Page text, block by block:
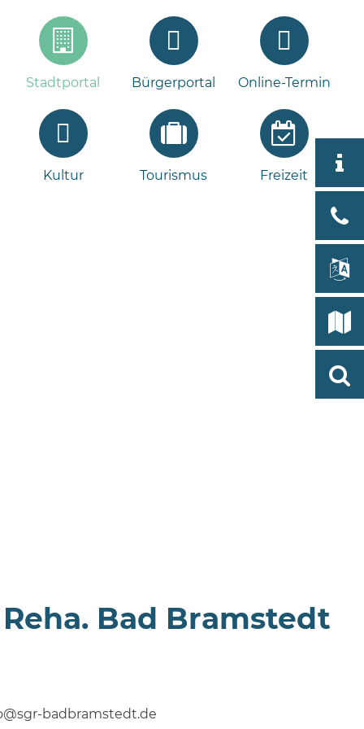
Stadtportal Bürgerportal Online-Termin
Kultur Tourismus Freizeit
Bleeck
19
Bad Bramstedt
badbramstedt.de